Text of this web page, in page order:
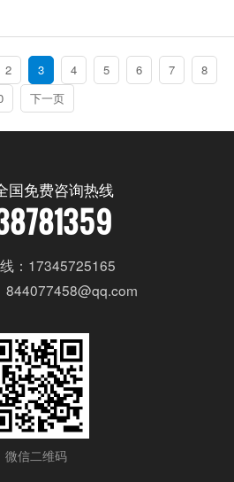
2 3 4 5 6 7
8
下一页
国免费咨询热线
：17345725165
844077458@qq.com
微信二维码